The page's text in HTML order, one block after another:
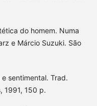
do homem. Numa
e Márcio Suzuki. São
e sentimental. Trad.
1991, 150 p.